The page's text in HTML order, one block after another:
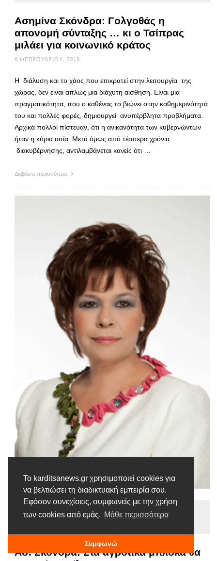
Το karditsanews.gr χρησιμοποιεί cookies για
να βελτιώσει τη διαδικτυακή εμπειρία σου.
Εφόσον συνεχίσεις, συμφωνείς με την χρήση
των cookies από εμάς. Μάθε περισσότερα
Συμφωνώ
Ασημίνα Σκόνδρα: Γολγοθάς η
απονομή σύνταξης … κι ο Τσίπρας
μιλάει για κοινωνικό κράτος
6 ΦΕΒΡΟΥΑΡΊΟΥ, 2019
Η διάλυση και το χάος που επικρατεί στην λειτουργία της
χώρας, δεν είναι απλώς μια διάχυτη αίσθηση. Είναι μια
πραγματικότητα, που ο καθένας το βιώνει στην καθημερινότητά
του και πολλές φορές, δημιουργεί ανυπέρβλητα προβλήματα.
Αρχικά πολλοί πίστευαν, ότι η ανικανότητα των κυβερνώντων
ήταν η κύρια αιτία. Μετά όμως από τέσσερα χρόνια
διακυβέρνησης, αντιλαμβάνεται κανείς ότι …
Διαβάστε περισσότερα
Ειδήσεις
Ασ. Σκόνδρα: Στα αγροτικά μπλόκα θα